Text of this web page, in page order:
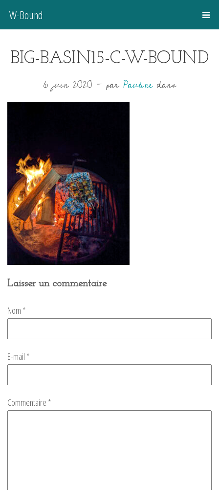
W-Bound
BIG-BASIN15-C-W-BOUND
6 juin 2020 -parPaulinedans
Laisser un commentaire
Commentaire *
Nom *
E-mail *